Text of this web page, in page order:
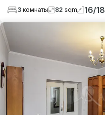
3 комнаты 82 sqm 16/18